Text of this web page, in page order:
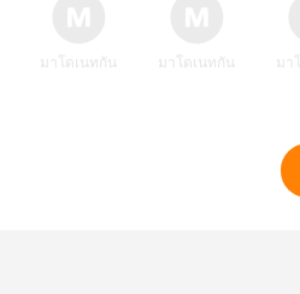
มาโดเนทกัน มาโดเนทกัน มา